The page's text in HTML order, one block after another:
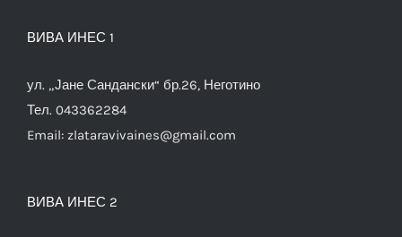
ВИВА ИНЕС 1
ул. „Јане Сандански“ бр.26, Неготино
Тел. 043362284
Email: zlataravivaines@gmail.com
ВИВА ИНЕС 2